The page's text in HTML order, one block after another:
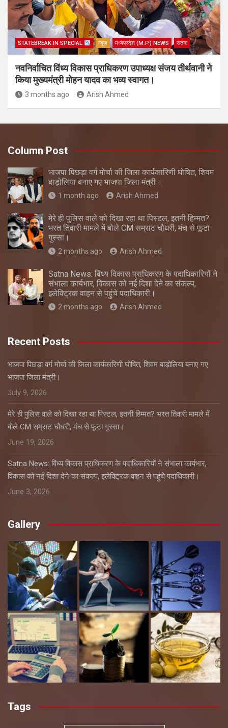
STATEBREAK.IN SPECIAL न्यूज़ मध्यप्रदेश (M.P.) NEWS सतना
नवनिर्वाचित विंध्य विकास प्राधिकरण उपाध्यक्ष संजय तीर्थवानी ने
किया मुख्यमंत्री मोहन यादव का भव्य स्वागत।
3 months ago Arish Ahmed
Column Post
भाजपा पिछड़ा वर्ग मोर्चा की जिला कार्यकारिणी घोषित, शिवम
बाड़ोलिया बनाए गए भाजपा जिला मंत्री।
1 month ago Arish Ahmed
मेरे ही पुलिस वाले को दिखा रहा था पिस्टल, इतनी हिम्मत?
भरत तिवारी मामले में बोले CM सम्राट चौधरी, मंच से फूटा
गुस्सा।
2 months ago Arish Ahmed
Satna News: विंध्य विकास प्राधिकरण के पदाधिकारियों ने
संभाला कार्यभार, विकास को नई दिशा देने का संकल्प,
इलेक्ट्रिक वाहन से पहुंचे पदाधिकारी।
2 months ago Arish Ahmed
Recent Posts
भाजपा पिछड़ा वर्ग मोर्चा की जिला कार्यकारिणी घोषित, शिवम बाड़ोलिया बनाए गए
भाजपा जिला मंत्री।
July 9, 2026
मेरे ही पुलिस वाले को दिखा रहा था पिस्टल, इतनी हिम्मत? भरत तिवारी मामले में
बोले CM सम्राट चौधरी, मंच से फूटा गुस्सा।
June 19, 2026
Satna News: विंध्य विकास प्राधिकरण के पदाधिकारियों ने संभाला कार्यभार,
विकास को नई दिशा देने का संकल्प, इलेक्ट्रिक वाहन से पहुंचे पदाधिकारी।
June 3, 2026
Gallery
Tags